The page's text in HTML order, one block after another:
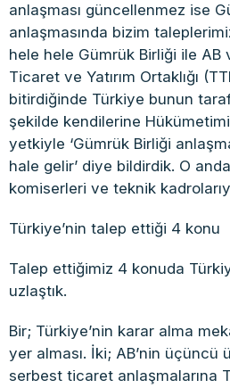
anlaşması güncellenmez ise
anlaşmasında bizim
hele hele Gümrük Birliği ile AB
Ticaret ve Yatırım Ortaklığı
bitirdiğinde Türkiye bunun
şekilde kendilerine
yetkiyle ‘Gümrük Birliği
hale gelir’ diye bildirdik. O
komiserleri ve teknik
Türkiye’nin talep ettiği 4 konu
Talep ettiğimiz 4 konuda
uzlaştık.
Bir; Türkiye’nin karar alma
yer alması. İki; AB’nin üçüncü
serbest ticaret anlaşmalarına